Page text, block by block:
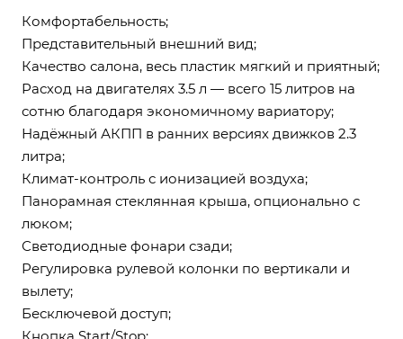
Комфортабельность;
Представительный внешний вид;
Качество салона, весь пластик мягкий и приятный;
Расход на двигателях 3.5 л — всего 15 литров на
сотню благодаря экономичному вариатору;
Надёжный АКПП в ранних версиях движков 2.3
литра;
Климат-контроль с ионизацией воздуха;
Панорамная стеклянная крыша, опционально с
люком;
Светодиодные фонари сзади;
Регулировка рулевой колонки по вертикали и
вылету;
Бесключевой доступ;